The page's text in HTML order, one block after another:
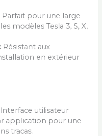
Parfait pour une large
modèles Tesla 3, S, X,
Résistant aux
en extérieur
Interface utilisateur
application pour une
tracas.